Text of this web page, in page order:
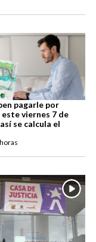
pagarle por
viernes 7 de
se calcula el